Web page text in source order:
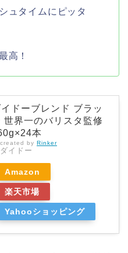
ュタイムにピッタ
高！
イドーブレンド ブラッ
世界一のバリスタ監修
本
created by Rinker
ダイドー
Amazon
楽天市場
Yahooショッピング